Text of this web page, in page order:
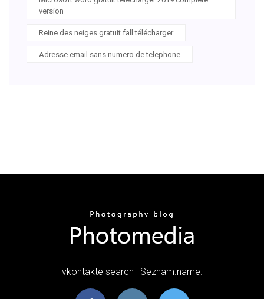
version
Reine des neiges gratuit fall télécharger
Adresse email sans numero de telephone
vkontakte search | Seznam.name.